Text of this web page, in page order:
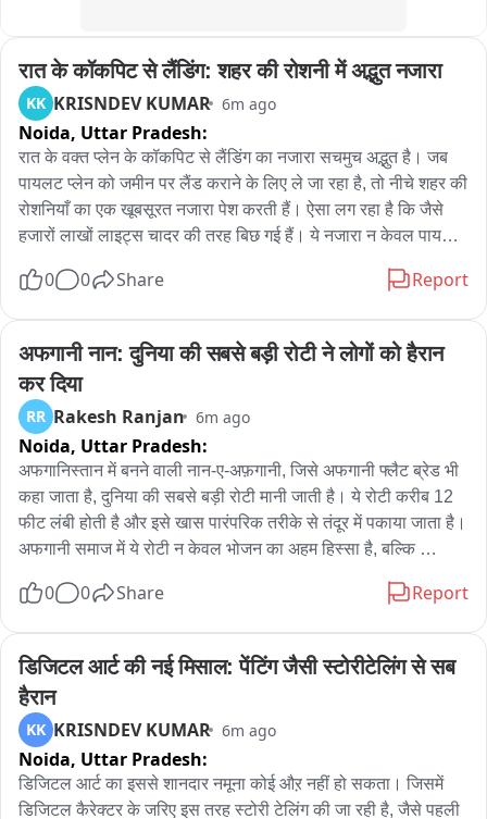
का डेरा उज्जैन, फहीम गोरी और साहिल मंसुरी निवासी शाजापुर फरार हैं।
पुलिस इनकी तलाश कर रही है। थाना प्रभारी ने बताया कि विशेष रूप से
फहीम और साहिल की गिरफ्तारी के बाद नेटवर्क से जुड़े बैंक खातों और पूरे
आर्थिक लेनदेन की जानकारी सामने आने की उम्मीद है。
रात के कॉकपिट से लैंडिंग: शहर की रोशनी में अद्भुत नजारा
KK KRISNDEV KUMAR 6m ago
Noida, Uttar Pradesh:
रात के वक्त प्लेन के कॉकपिट से लैंडिंग का नजारा सचमुच अद्भुत है। जब
पायलट प्लेन को जमीन पर लैंड कराने के लिए ले जा रहा है, तो नीचे शहर की
रोशनियाँ का एक खूबसूरत नजारा पेश करती हैं। ऐसा लग रहा है कि जैसे
हजारों लाखों लाइट्स चादर की तरह बिछ गई हैं। ये नजारा न केवल पायलट
LANDING का अद्भुत नजारा प्लेन से दिखी खूबसूरती
0 0 Share Report
अफगानी नान: दुनिया की सबसे बड़ी रोटी ने लोगों को हैरान
कर दिया
RR Rakesh Ranjan 6m ago
Noida, Uttar Pradesh:
अफगानिस्तान में बनने वाली नान-ए-अफ़गानी, जिसे अफगानी फ्लैट ब्रेड भी
कहा जाता है, दुनिया की सबसे बड़ी रोटी मानी जाती है। ये रोटी करीब 12
फीट लंबी होती है और इसे खास पारंपरिक तरीके से तंदूर में पकाया जाता है।
अफगानी समाज में ये रोटी न केवल भोजन का अहम हिस्सा है, बल्कि
में ये रोटी लोगों का विशेष आकर्षण बन जाती है।
ये दुनिया की सबसे बड़ी रोटी है
0 0 Share Report
डिजिटल आर्ट की नई मिसाल: पेंटिंग जैसी स्टोरीटेलिंग से सब
हैरान
KK KRISNDEV KUMAR 6m ago
Noida, Uttar Pradesh:
डिजिटल आर्ट का इससे शानदार नमूना कोई औऱ नहीं हो सकता। जिसमें
डिजिटल कैरेक्टर के जरिए इस तरह स्टोरी टेलिंग की जा रही है, जैसे पहली